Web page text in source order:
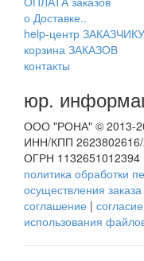
о Доставке..
help-центр
корзина ЗАКАЗОВ
контакты
юр.
ООО "РОНА" © 2013-
ИНН/КПП 2623802616/
ОГРН 1132651012394
политика обработки
осуществления
соглашение |
использования